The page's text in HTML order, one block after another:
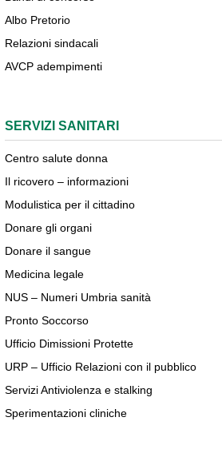
Albo Pretorio
Relazioni sindacali
AVCP adempimenti
SERVIZI SANITARI
Centro salute donna
Il ricovero – informazioni
Modulistica per il cittadino
Donare gli organi
Donare il sangue
Medicina legale
NUS – Numeri Umbria sanità
Pronto Soccorso
Ufficio Dimissioni Protette
URP – Ufficio Relazioni con il pubblico
Servizi Antiviolenza e stalking
Sperimentazioni cliniche